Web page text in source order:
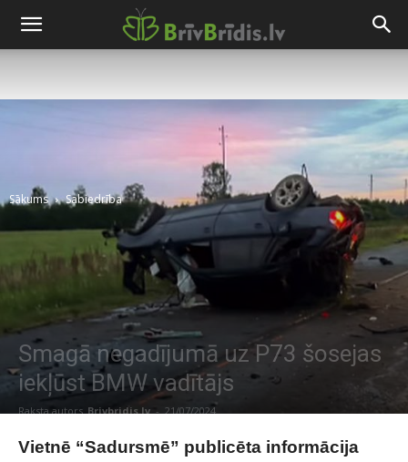
Sākums Sabiedrība
Smagā negadījumā uz P73 šosejas
iekļūst BMW vadītājs
Raksta autors Brivbridis.lv - 21/07/2024
Vietnē “Sadursmē” publicēta informācija